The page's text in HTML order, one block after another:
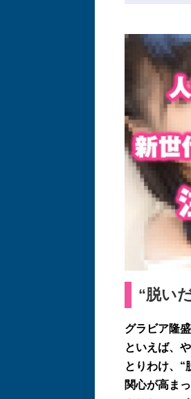
“脱い
グラビア隆
といえば、
とりわけ、 “
関心が高ま